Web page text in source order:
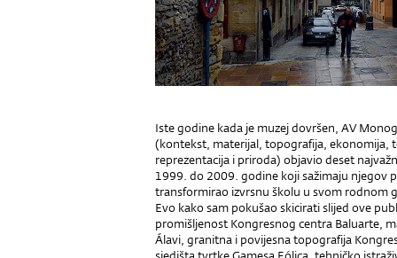
Iste godine kada je muzej dovršen, AV
(kontekst, materijal, topografija, ekonomija,
reprezentacija i priroda) objavio deset
1999. do 2009. godine koji sažimaju njegov
transformirao izvrsnu školu u svom rodnom
Evo kako sam pokušao skicirati slijed ove
promišljenost Kongresnog centra Baluarte,
Álavi, granitna i povijesna topografija